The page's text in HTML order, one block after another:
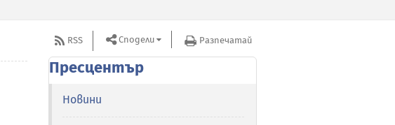
RSS Сподели Разпечатай
Пресцентър
Новини